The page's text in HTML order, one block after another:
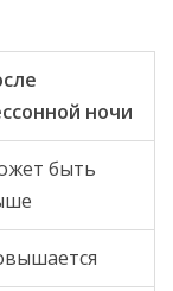
ночи
быть